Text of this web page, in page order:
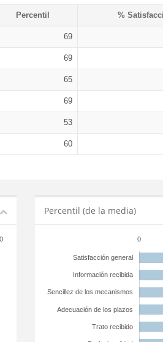
Percentil %
69
69
65
69
53
60
Percentil (de la media)
0
Satisfacción general
Información recibida
Sencillez de los mecanismos
Adecuación de los plazos
Trato recibido